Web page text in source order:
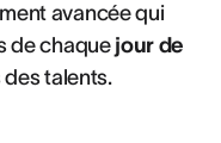
avancée qui
de chaquejour de
talents.